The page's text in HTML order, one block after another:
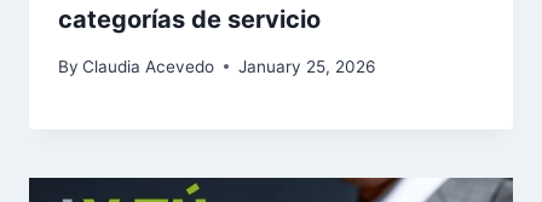
categorías de servicio
By Claudia Acevedo January 25, 2026